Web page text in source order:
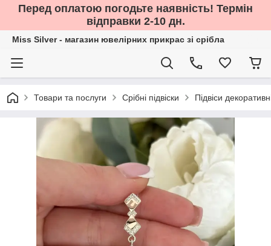
Перед оплатою погодьте наявність! Термін
відправки 2-10 дн.
Miss Silver - магазин ювелірних прикрас зі срібла
Товари та послуги Срібні підвіски Підвіси